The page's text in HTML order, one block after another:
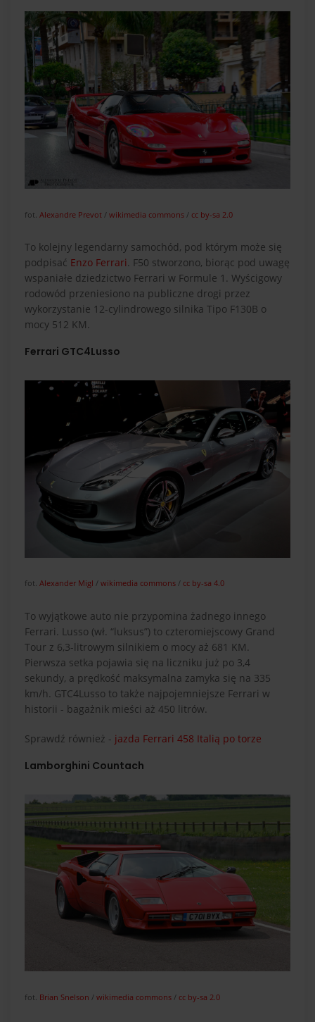
fot. Alexandre Prevot / wikimedia commons / cc by-sa 2.0
To kolejny legendarny samochód, pod którym może się
podpisać Enzo Ferrari. F50 stworzono, biorąc pod uwagę
wspaniałe dziedzictwo Ferrari w Formule 1. Wyścigowy
rodowód przeniesiono na publiczne drogi przez
wykorzystanie 12-cylindrowego silnika Tipo F130B o
mocy 512 KM.
Ferrari GTC4Lusso
fot. Alexander Migl / wikimedia commons / cc by-sa 4.0
To wyjątkowe auto nie przypomina żadnego innego
Ferrari. Lusso (wł. “luksus”) to czteromiejscowy Grand
Tour z 6,3-litrowym silnikiem o mocy aż 681 KM.
Pierwsza setka pojawia się na liczniku już po 3,4
sekundy, a prędkość maksymalna zamyka się na 335
km/h. GTC4Lusso to także najpojemniejsze Ferrari w
historii - bagażnik mieści aż 450 litrów.
Sprawdź również - jazda Ferrari 458 Italią po torze
Lamborghini Countach
fot. Brian Snelson / wikimedia commons / cc by-sa 2.0